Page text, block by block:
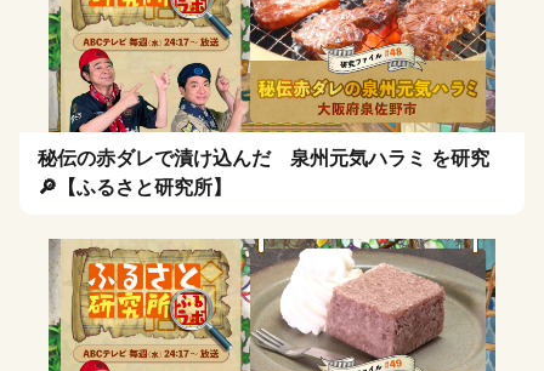
秘伝の赤ダレで漬け込んだ 泉州元気ハラミ を研究
🔎【ふるさと研究所】